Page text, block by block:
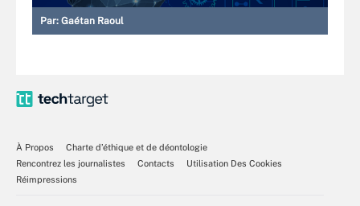
Par: Gaétan Raoul
À Propos
Charte d’éthique et de déontologie
Rencontrez les journalistes
Contacts
Utilisation Des Cookies
Réimpressions